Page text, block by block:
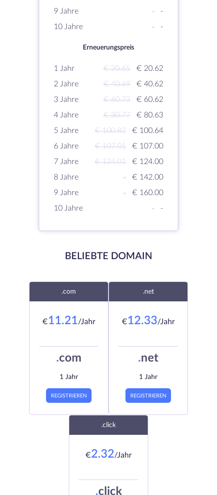
9 Jahre
-
-
10 Jahre
- -
Erneuerungspreis
1 Jahr € 20.65
€ 20.62
2 Jahre
€ 40.69
€ 40.62
3 Jahre
€ 60.73
€ 60.62
4 Jahre
€ 80.77
€ 80.63
5 Jahre
€ 100.82
€ 100.64
6 Jahre
€ 107.01
€ 107.00
7 Jahre
€ 124.01
€ 124.00
8 Jahre
-
€ 142.00
9 Jahre
-
€ 160.00
10 Jahre
- -
BELIEBTE DOMAIN
.com
€11.21/Jahr
.com
1 Jahr
REGISTRIEREN
.net
€12.33/Jahr
.net
1 Jahr
REGISTRIEREN
.click
€2.32/Jahr
.click